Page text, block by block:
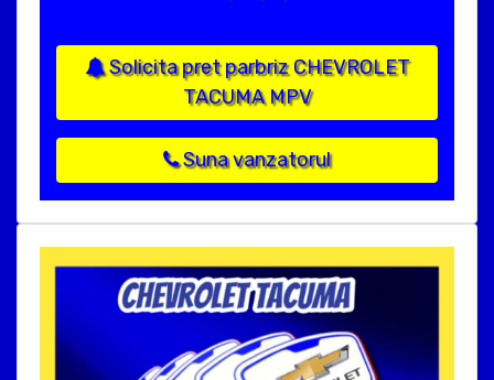
Solicita pret parbriz CHEVROLET
TACUMA MPV
Suna vanzatorul